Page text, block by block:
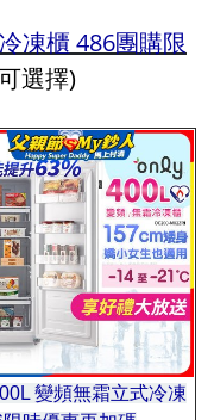
凍櫃 486團購限
選擇)
變頻無霜立式冷凍